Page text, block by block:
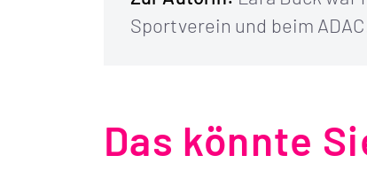
Sportverein und beim
Das könnte